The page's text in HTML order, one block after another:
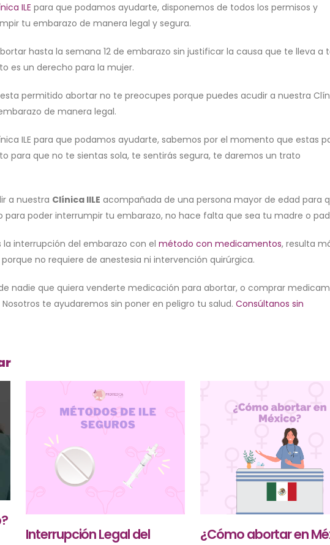
ILE para que podamos ayudarte, disponemos de todos los permisos y
tu embarazo de manera legal y segura.
hasta la semana 12 de embarazo sin justificar la causa que te lleva a
es un derecho para la mujer.
permitido abortar no te preocupes porque puedes acudir a nuestra
de manera legal.
ILE para que podamos ayudarte, sabemos por el momento que estas
para que no te sientas sola, te sentirás segura, te daremos un trato
a nuestra Clínica IILE acompañada de una persona mayor de edad para
poder interrumpir tu embarazo, no hace falta que sea tu madre o
la interrupción del embarazo con el método con medicamentos, resulta
no requiere de anestesia ni intervención quirúrgica.
nadie que quiera venderte medicación para abortar, o comprar
te ayudaremos sin poner en peligro tu salud. Consúltanos sin
Interrupción Legal del
¿Cómo abortar en